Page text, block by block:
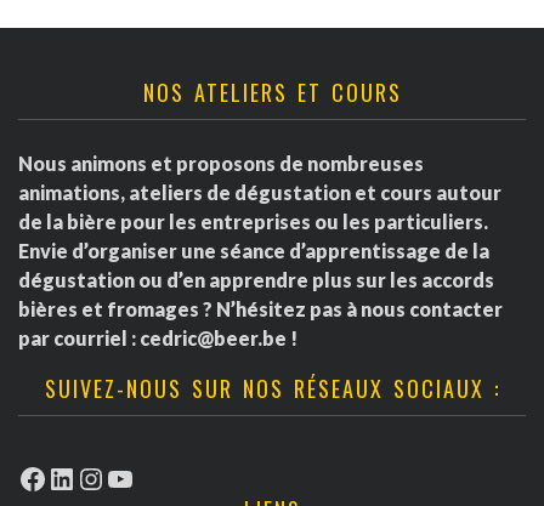
NOS ATELIERS ET COURS
Nous animons et proposons de nombreuses
animations, ateliers de dégustation et cours autour
de la bière pour les entreprises ou les particuliers.
Envie d’organiser une séance d’apprentissage de la
dégustation ou d’en apprendre plus sur les accords
bières et fromages ? N’hésitez pas à nous contacter
par courriel : cedric@beer.be !
SUIVEZ-NOUS SUR NOS RÉSEAUX SOCIAUX :
Facebook
LinkedIn
Instagram
YouTube